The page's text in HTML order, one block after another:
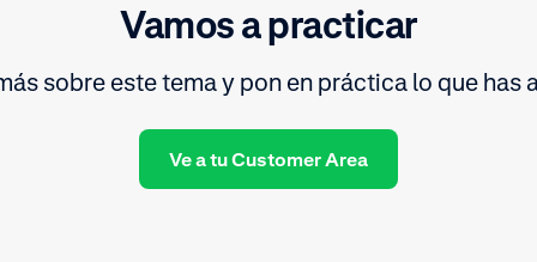
Vamos a practicar
sobre este tema y pon en práctica lo que has
Ve a tu Customer Area